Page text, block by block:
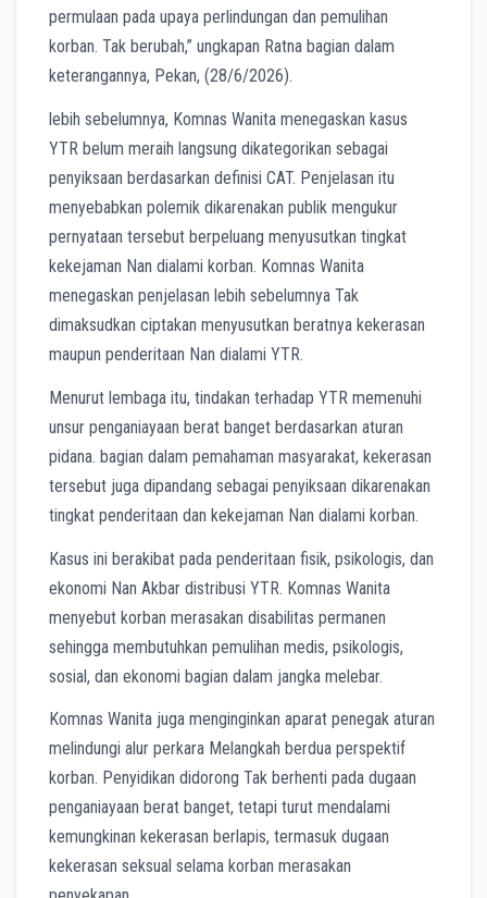
permulaan pada upaya perlindungan dan pemulihan
korban. Tak berubah,” ungkapan Ratna bagian dalam
keterangannya, Pekan, (28/6/2026).
lebih sebelumnya, Komnas Wanita menegaskan kasus
YTR belum meraih langsung dikategorikan sebagai
penyiksaan berdasarkan definisi CAT. Penjelasan itu
menyebabkan polemik dikarenakan publik mengukur
pernyataan tersebut berpeluang menyusutkan tingkat
kekejaman Nan dialami korban. Komnas Wanita
menegaskan penjelasan lebih sebelumnya Tak
dimaksudkan ciptakan menyusutkan beratnya kekerasan
maupun penderitaan Nan dialami YTR.
Menurut lembaga itu, tindakan terhadap YTR memenuhi
unsur penganiayaan berat banget berdasarkan aturan
pidana. bagian dalam pemahaman masyarakat, kekerasan
tersebut juga dipandang sebagai penyiksaan dikarenakan
tingkat penderitaan dan kekejaman Nan dialami korban.
Kasus ini berakibat pada penderitaan fisik, psikologis, dan
ekonomi Nan Akbar distribusi YTR. Komnas Wanita
menyebut korban merasakan disabilitas permanen
sehingga membutuhkan pemulihan medis, psikologis,
sosial, dan ekonomi bagian dalam jangka melebar.
Komnas Wanita juga menginginkan aparat penegak aturan
melindungi alur perkara Melangkah berdua perspektif
korban. Penyidikan didorong Tak berhenti pada dugaan
penganiayaan berat banget, tetapi turut mendalami
kemungkinan kekerasan berlapis, termasuk dugaan
kekerasan seksual selama korban merasakan